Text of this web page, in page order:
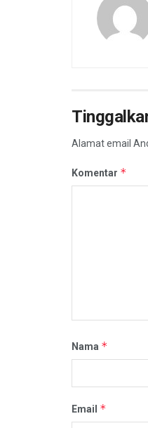
Alamat email
Komentar *
Nama *
Email *